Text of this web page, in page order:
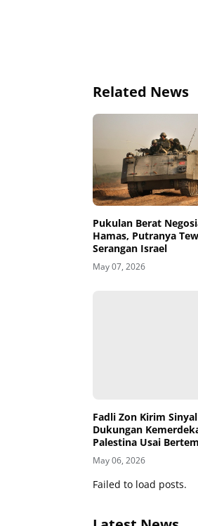
Related News
Pukulan Berat
Hamas, Putranya
Serangan Israel
May 07, 2026
Dukungan
Palestina Usai
di Kemenbud
May 06, 2026
Failed to load posts.